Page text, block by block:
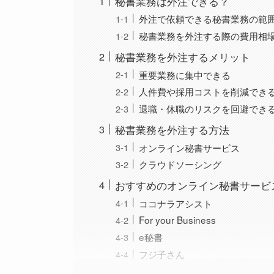
外注で依頼できる秘書業務の範
秘書業務を外注する際の費用相
秘書業務を外注するメリット
重要業務に集中できる
人件費や採用コストを削減でき
退職・休職のリスクを回避でき
秘書業務を外注する方法
オンライン秘書サービス
クラウドソーシング
おすすめのオンライン秘書サービ
ココナラアシスト
For your Business
e秘書
フジ子さん